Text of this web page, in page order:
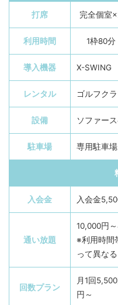
打席 完全個室
利用時間 1枠80分
導入機器 X-SWING
レンタル ゴルフク
設備 ソファー
駐車場 専用駐車場
入会金 入会金
通い放題
10,000円
※利用時間
って異なる
回数プラン
月1回
円～